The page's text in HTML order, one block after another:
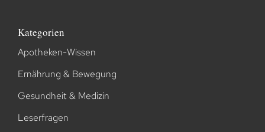
Kategorien
Apotheken-Wissen
Ernährung & Bewegung
Gesundheit & Medizin
Leserfragen